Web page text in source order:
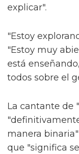
explicar".
"Estoy
"Estoy muy
está
todos sobre el
La cantante de
manera
que "significa